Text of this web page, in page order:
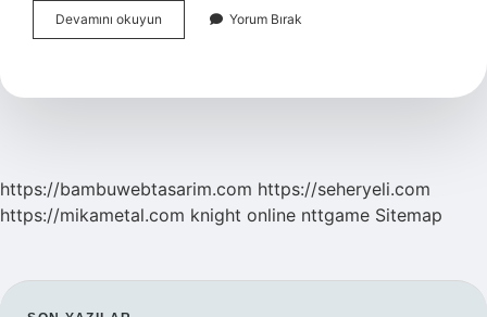
Devamını okuyun Müzisyenlik
Ne
Yorum Bırak
https://bambuwebtasarim.com https://seheryeli.com
https://mikametal.com knight online nttgame Sitemap